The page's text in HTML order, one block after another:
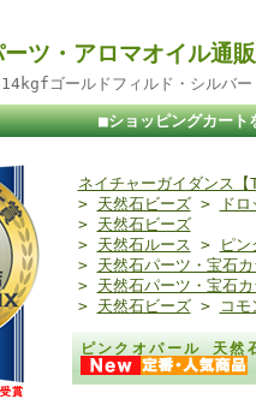
ツ・アロマオイル通
ゴールドフィルド・シルバ
■ショッピングカート
ネイチャーガイダンス【
> 天然石ビーズ>
ド
> 天然石ビーズ
> 天然石ルース >
ピ
> 天然石パーツ・宝石
> 天然石パーツ・宝石
> 天然石ビーズ> コ
ピンクオパール 天